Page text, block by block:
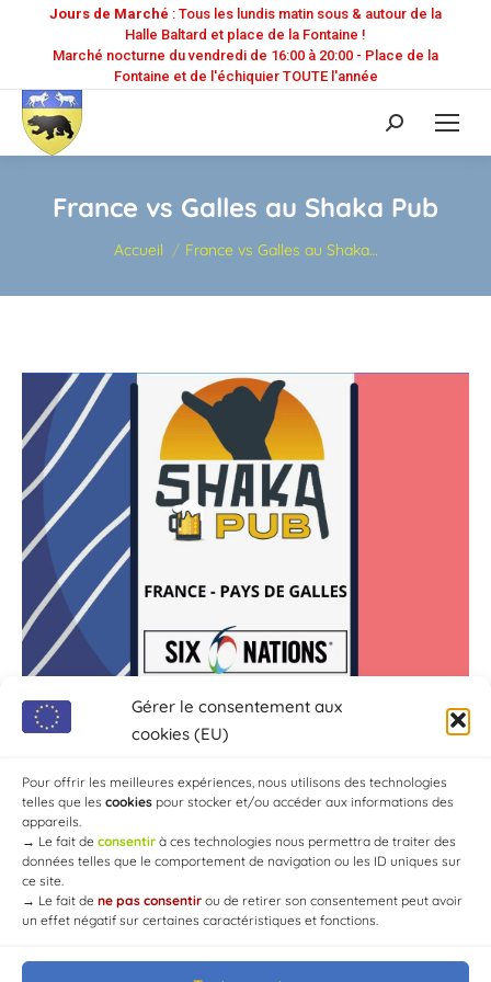
Gérer le consentement aux
cookies (EU)
Pour offrir les meilleures expériences, nous utilisons des technologies
telles que les cookies pour stocker et/ou accéder aux informations des
appareils.
→ Le fait de consentir à ces technologies nous permettra de traiter des
données telles que le comportement de navigation ou les ID uniques sur
ce site.
→ Le fait de ne pas consentir ou de retirer son consentement peut avoir
un effet négatif sur certaines caractéristiques et fonctions.
Jours de Marché : Tous les lundis matin sous & autour de la
Halle Baltard et place de la Fontaine !
Marché nocturne du vendredi de 16:00 à 20:00 - Place de la
Fontaine et de l'échiquier TOUTE l'année
Recherche
:
France vs Galles au Shaka Pub
Vous êtes ici :
Accueil France vs Galles au Shaka…